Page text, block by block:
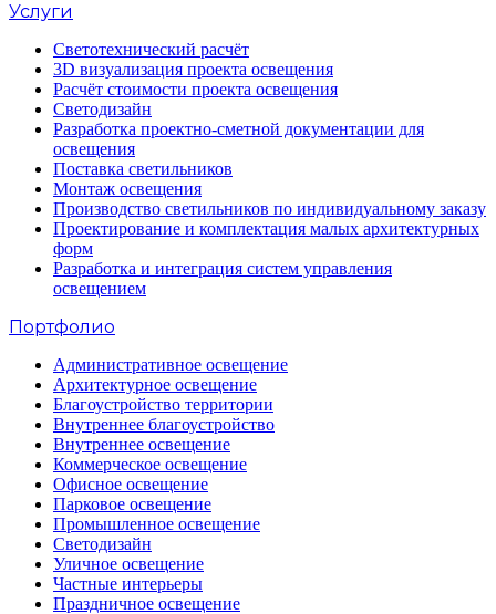
Услуги
Светотехнический расчёт
3D визуализация проекта освещения
Расчёт стоимости проекта освещения
Светодизайн
Разработка проектно-сметной документации для
освещения
Поставка светильников
Монтаж освещения
Производство светильников по индивидуальному заказу
Проектирование и комплектация малых архитектурных
форм
Разработка и интеграция систем управления
освещением
Портфолио
Административное освещение
Архитектурное освещение
Благоустройство территории
Внутреннее благоустройство
Внутреннее освещение
Коммерческое освещение
Офисное освещение
Парковое освещение
Промышленное освещение
Светодизайн
Уличное освещение
Частные интерьеры
Праздничное освещение